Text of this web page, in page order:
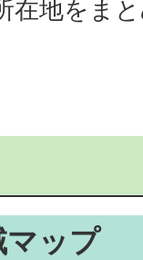
在地をま
マップ